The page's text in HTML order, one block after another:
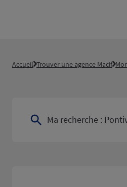
Accueil Trouver une agence Macif
Ma recherche :